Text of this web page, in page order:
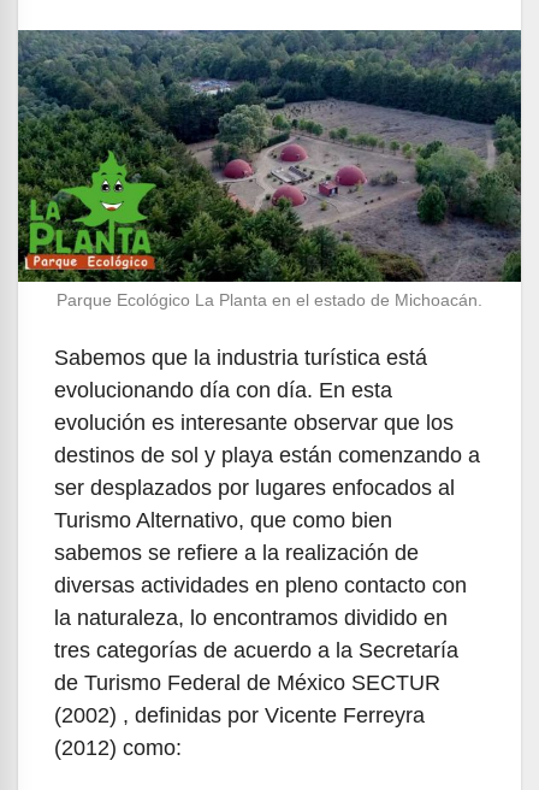
Parque Ecológico La Planta en el estado de Michoacán.
Sabemos que la industria turística está
evolucionando día con día. En esta
evolución es interesante observar que los
destinos de sol y playa están comenzando a
ser desplazados por lugares enfocados al
Turismo Alternativo, que como bien
sabemos se refiere a la realización de
diversas actividades en pleno contacto con
la naturaleza, lo encontramos dividido en
tres categorías de acuerdo a la Secretaría
de Turismo Federal de México SECTUR
(2002) , definidas por Vicente Ferreyra
(2012) como: